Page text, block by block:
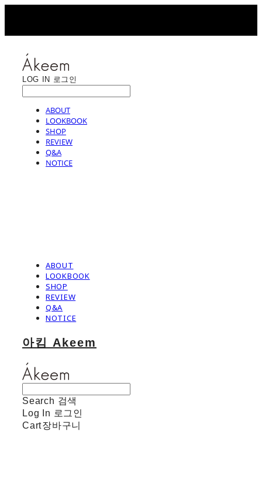
LOG IN 로그인
ABOUT
LOOKBOOK
SHOP
REVIEW
Q&A
NOTICE
ABOUT
LOOKBOOK
SHOP
REVIEW
Q&A
NOTICE
아킴 Akeem
Search 검색
Log In 로그인
Cart장바구니